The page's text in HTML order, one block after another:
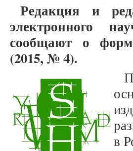
Редакция и
электронного
сообщают о
(2015, № 4).
в